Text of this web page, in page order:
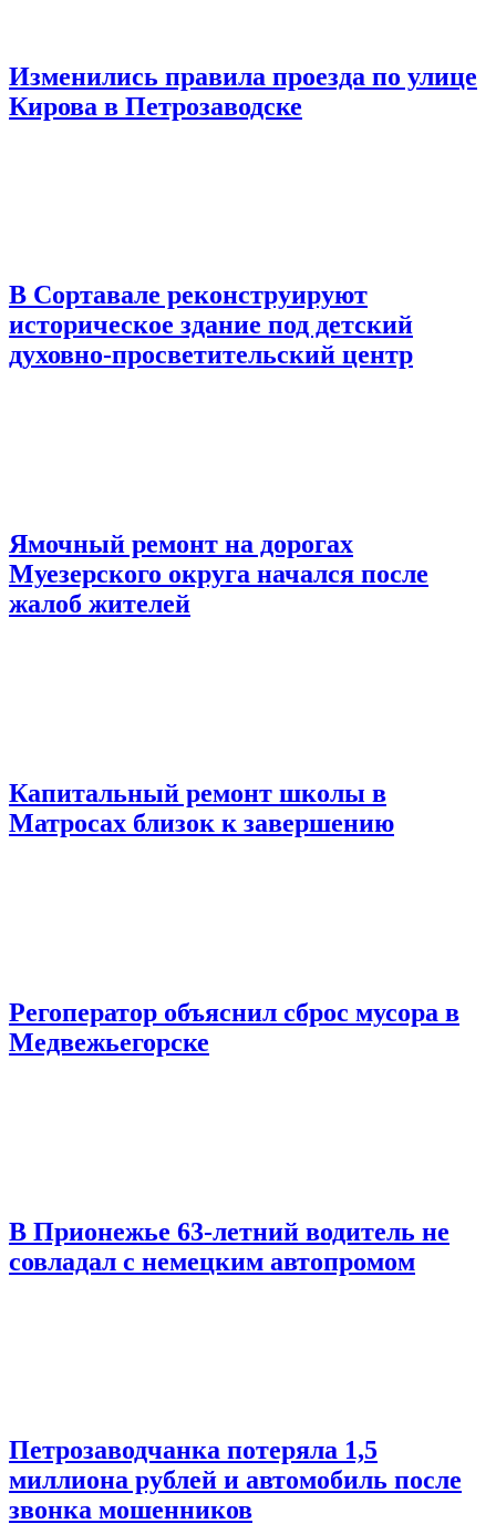
Изменились правила проезда по улице
Кирова в Петрозаводске
В Сортавале реконструируют
историческое здание под детский
духовно-просветительский центр
Ямочный ремонт на дорогах
Муезерского округа начался после
жалоб жителей
Капитальный ремонт школы в
Матросах близок к завершению
Регоператор объяснил сброс мусора в
Медвежьегорске
В Прионежье 63-летний водитель не
совладал с немецким автопромом
Петрозаводчанка потеряла 1,5
миллиона рублей и автомобиль после
звонка мошенников